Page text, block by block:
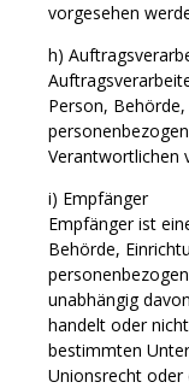
vorgesehen
h)
Person,
Verantwortlichen
i) Empfänger
Empfänger ist
Behörde,
unabhängig
handelt oder
bestimmten
Unionsrecht